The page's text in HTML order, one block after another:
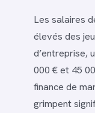
Les salaires
élevés des
d’entreprise,
000 € et 45
finance de
grimpent